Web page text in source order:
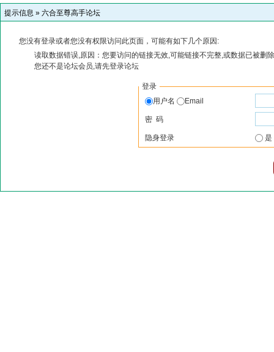
提示信息 » 六合至尊高手论坛
您没有登录或者您没有权限访问此页面，可能有如下几个原因:
读取数据错误,原因：您要访问的链接无效,可能链接不完整,或数据已被删
您还不是论坛会员,请先登录论坛
登录
用户名
Email
密 码
隐身登录